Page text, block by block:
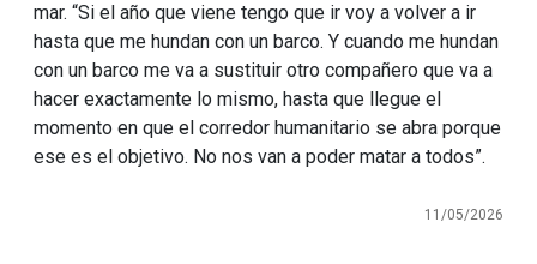
mar. “Si el año que viene tengo que ir voy a volver a ir
hasta que me hundan con un barco. Y cuando me hundan
con un barco me va a sustituir otro compañero que va a
hacer exactamente lo mismo, hasta que llegue el
momento en que el corredor humanitario se abra porque
ese es el objetivo. No nos van a poder matar a todos”.
11/05/2026